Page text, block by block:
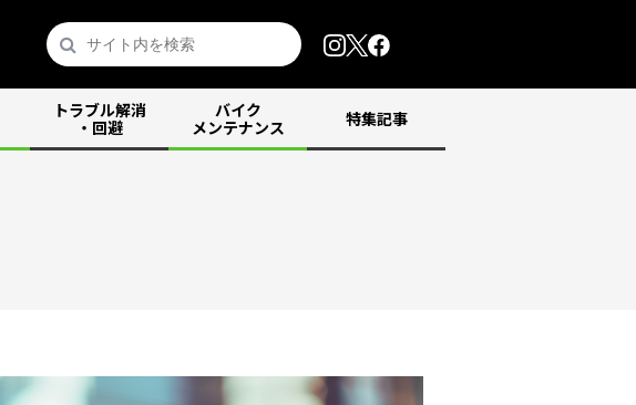
トラブル解消
・回避
バイク
メンテナンス
特集記事